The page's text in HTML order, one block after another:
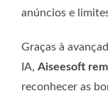
anúncios e
Graças à
IA, Aiseesoft
reconhecer as